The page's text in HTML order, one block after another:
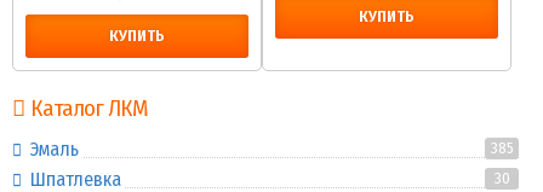
КУПИТЬ
КУПИТЬ
Каталог ЛКМ
Эмаль 385
Шпатлевка 30